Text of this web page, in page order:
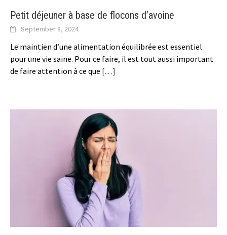
Petit déjeuner à base de flocons d’avoine
September 8, 2024
Le maintien d’une alimentation équilibrée est essentiel
pour une vie saine. Pour ce faire, il est tout aussi important
de faire attention à ce que […]